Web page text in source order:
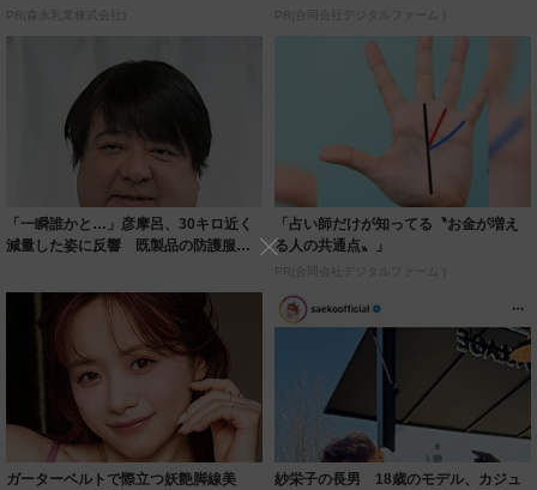
PR(森永乳業株式会社) PR(合同会社デジタルファーム )
「一瞬誰かと…」彦摩呂、30キロ近く
減量した姿に反響 既製品の防護服が
「占い師だけが知ってる〝お金が増え
る人の共通点〟」
PR(合同会社デジタルファーム )
ガーターベルトで際立つ妖艶脚線美
紗栄子の長男 18歳のモデル、カジュ